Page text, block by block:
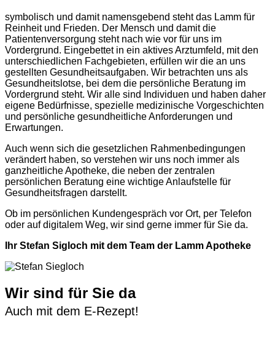
symbolisch und damit namensgebend steht das Lamm für
Reinheit und Frieden. Der Mensch und damit die
Patientenversorgung steht nach wie vor für uns im
Vordergrund. Eingebettet in ein aktives Arztumfeld, mit den
unterschiedlichen Fachgebieten, erfüllen wir die an uns
gestellten Gesundheitsaufgaben. Wir betrachten uns als
Gesundheitslotse, bei dem die persönliche Beratung im
Vordergrund steht. Wir alle sind Individuen und haben daher
eigene Bedürfnisse, spezielle medizinische Vorgeschichten
und persönliche gesundheitliche Anforderungen und
Erwartungen.
Auch wenn sich die gesetzlichen Rahmenbedingungen
verändert haben, so verstehen wir uns noch immer als
ganzheitliche Apotheke, die neben der zentralen
persönlichen Beratung eine wichtige Anlaufstelle für
Gesundheitsfragen darstellt.
Ob im persönlichen Kundengespräch vor Ort, per Telefon
oder auf digitalem Weg, wir sind gerne immer für Sie da.
Ihr Stefan Sigloch mit dem Team der Lamm Apotheke
Wir sind für Sie da
Auch mit dem E-Rezept!